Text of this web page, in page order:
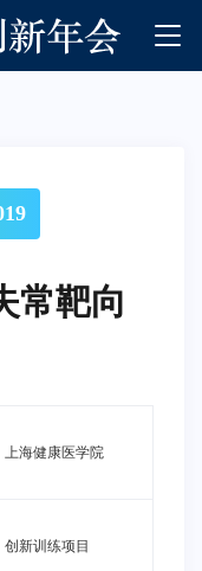
常靶向
上海健康医学院
创新训练项目